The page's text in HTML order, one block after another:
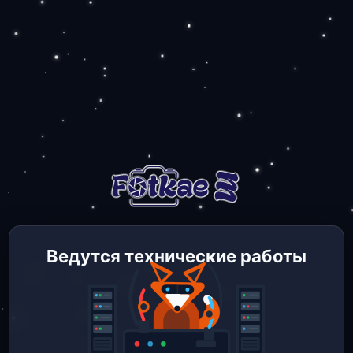
Ведутся технические работы